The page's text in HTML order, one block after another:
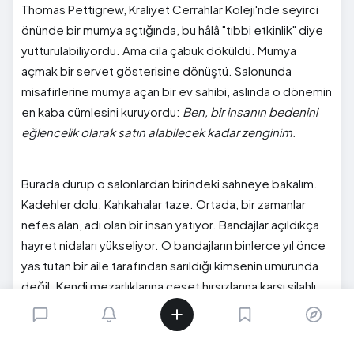
Thomas Pettigrew, Kraliyet Cerrahlar Koleji'nde seyirci
önünde bir mumya açtığında, bu hâlâ "tıbbi etkinlik" diye
yutturulabiliyordu. Ama cila çabuk döküldü. Mumya
açmak bir servet gösterisine dönüştü. Salonunda
misafirlerine mumya açan bir ev sahibi, aslında o dönemin
en kaba cümlesini kuruyordu: Ben, bir insanın bedenini
eğlencelik olarak satın alabilecek kadar zenginim.
Burada durup o salonlardan birindeki sahneye bakalım.
Kadehler dolu. Kahkahalar taze. Ortada, bir zamanlar
nefes alan, adı olan bir insan yatıyor. Bandajlar açıldıkça
hayret nidaları yükseliyor. O bandajların binlerce yıl önce
yas tutan bir aile tarafından sarıldığı kimsenin umurunda
değil. Kendi mezarlıklarına ceset hırsızlarına karşı silahlı
nöbetçiler diken Viktorya İngiltere'si, başkasının ölüsünü
akşam çayından önce bir seyirlik olarak sunuyordu.